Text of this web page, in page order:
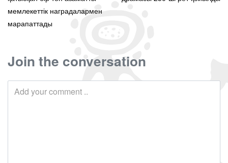
мемлекеттік наградалармен
марапаттады
Join the conversation